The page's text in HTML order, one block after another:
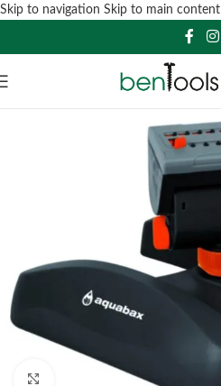
Skip to navigation Skip to main content
Click to enlarge